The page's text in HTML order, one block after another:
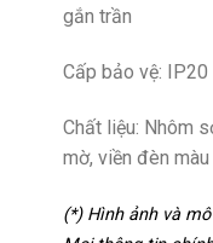
gắn trần
Cấp bảo vệ: IP20
Chất liệu: Nhôm
mờ, viền đèn
(*) Hình ảnh và